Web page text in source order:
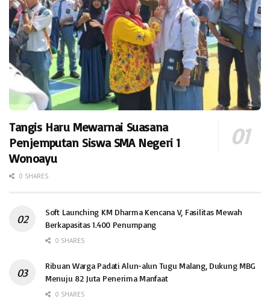
Tangis Haru Mewarnai Suasana
Penjemputan Siswa SMA Negeri 1
Wonoayu
0 SHARES
Soft Launching KM Dharma Kencana V, Fasilitas Mewah
Berkapasitas 1.400 Penumpang
0 SHARES
Ribuan Warga Padati Alun-alun Tugu Malang, Dukung MBG
Menuju 82 Juta Penerima Manfaat
0 SHARES